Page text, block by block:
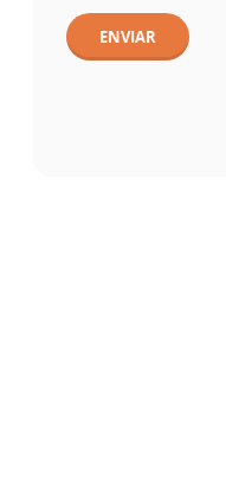
ENVIAR